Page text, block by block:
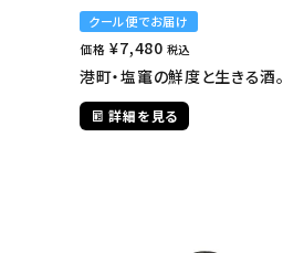
クール便でお届け
価格 ¥7,480 税込
港町・塩竃の鮮度と生きる酒。
詳細を見る